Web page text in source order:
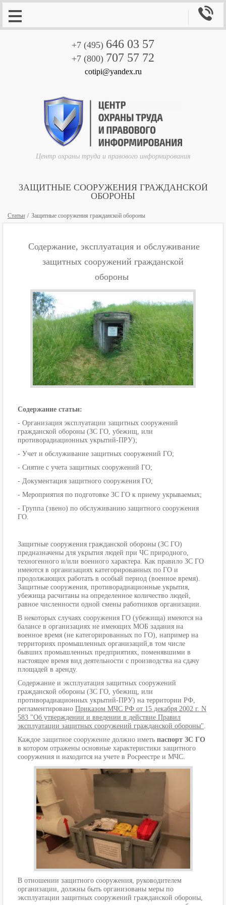
+7 (495) 646 03 57
+7 (800) 707 57 72
cotipi@yandex.ru
Центр охраны труда и правового информирования

ЗАЩИТНЫЕ СООРУЖЕНИЯ ГРАЖДАНСКОЙ
ОБОРОНЫ
Статьи Защитные сооружения гражданской обороны
Содержание, эксплуатация и обслуживание
защитных сооружений гражданской
обороны
Содержание статьи:
- Организация эксплуатации защитных сооружений
гражданской обороны (ЗС ГО, убежищ, или
противорадиационных укрытий-ПРУ);
- Учет и обслуживание защитных сооружений ГО;
- Снятие с учета защитных сооружений ГО;
- Документация защитного сооружения ГО;
- Мероприятия по подготовке ЗС ГО к приему укрываемых;
- Группа (звено) по обслуживанию защитного сооружения
ГО.
Защитные сооружения гражданской обороны (ЗС ГО)
предназначены для укрытия людей при ЧС природного,
техногенного и/или военного характера. Как правило ЗС ГО
имеются в организациях категорированных по ГО и
продолжающих работать в особый период (военное время).
Защитные сооружения, противорадиационные укрытия,
убежища расчитаны на определенное количество людей,
равное численности одной смены работников организации.
В некоторых случаях сооружения ГО (убежища) имеются на
балансе в организациях не имеющих МОБ задания на
военное время (не категорированных по ГО), например на
территориях промышленных организаций,в том числе
бывших промышленных предприятиях, поменявшими в
настоящее время вид деятельности с производства на сдачу
площадей в аренду.
Содержание и эксплуатация защитных сооружений
гражданской обороны (ЗС ГО, убежищ, или
противорадиационных укрытий-ПРУ) на территории РФ,
регламентировано Приказом МЧС РФ от 15 декабря 2002 г. N
583 "Об утверждении и введении в действие Правил
эксплуатации защитных сооружений гражданской обороны".
Каждое защитное сооружение должно иметь паспорт ЗС ГО
в котором отражены основные характеристики защитного
сооружения и находится на учете в Росреестре и МЧС.
В отношении защитного сооружения, руководителем
организации, должны быть организованы меры по
эксплуатации защитных сооружений гражданской обороны,